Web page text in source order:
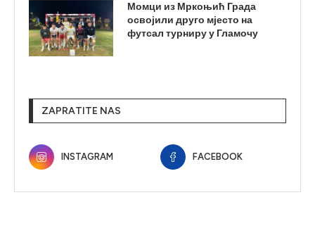
Момци из Мркоњић Града
освојили друго мјесто на
футсал турниру у Гламочу
ZAPRATITE NAS
INSTAGRAM FACEBOOK